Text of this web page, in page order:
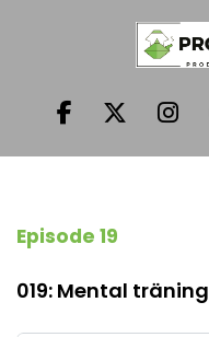
Episode 19
019: Mental träning